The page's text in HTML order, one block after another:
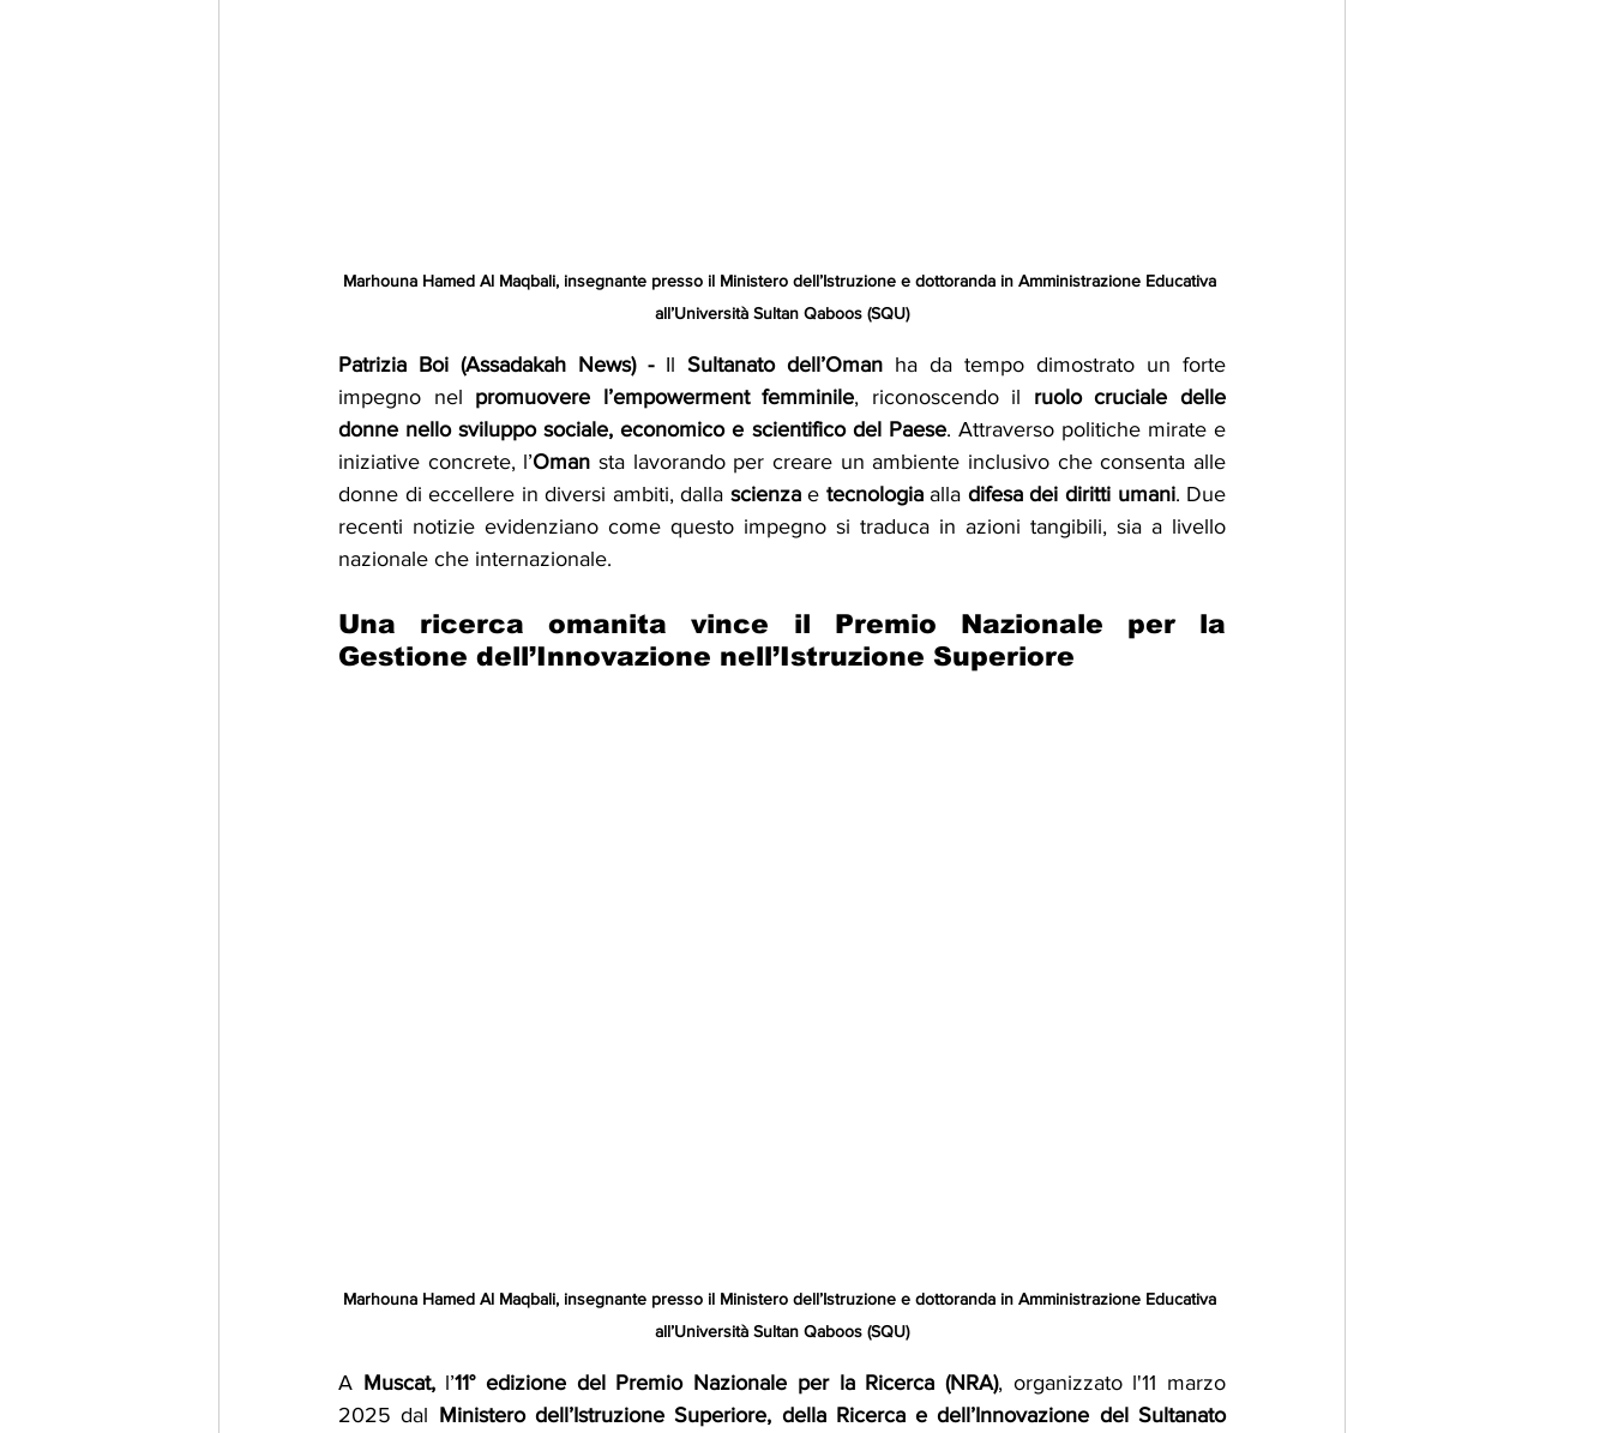
Marhouna Hamed Al Maqbali, insegnante presso il Ministero dell’Istruzione e dottoranda in Amministrazione Educativa
all’Università Sultan Qaboos (SQU)
Patrizia Boi (Assadakah News) - Il Sultanato dell’Oman ha da tempo dimostrato un forte
impegno nel promuovere l’empowerment femminile, riconoscendo il ruolo cruciale delle
donne nello sviluppo sociale, economico e scientifico del Paese. Attraverso politiche mirate e
iniziative concrete, l’Oman sta lavorando per creare un ambiente inclusivo che consenta alle
donne di eccellere in diversi ambiti, dalla scienza e tecnologia alla difesa dei diritti umani. Due
recenti notizie evidenziano come questo impegno si traduca in azioni tangibili, sia a livello
nazionale che internazionale.
Una ricerca omanita vince il Premio Nazionale per la
Gestione dell’Innovazione nell’Istruzione Superiore
Marhouna Hamed Al Maqbali, insegnante presso il Ministero dell’Istruzione e dottoranda in Amministrazione Educativa
all’Università Sultan Qaboos (SQU)
A Muscat, l’11° edizione del Premio Nazionale per la Ricerca (NRA), organizzato l'11 marzo
2025 dal Ministero dell’Istruzione Superiore, della Ricerca e dell’Innovazione del Sultanato